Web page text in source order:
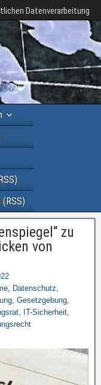
Datenverarbeitung
(RSS)
zu
von
, Datenschutz,
, Gesetzgebung,
, IT-Sicherheit,